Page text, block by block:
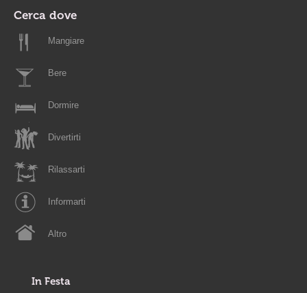
Cerca dove
Mangiare
Bere
Dormire
Divertirti
Rilassarti
Informarti
Altro
In Festa